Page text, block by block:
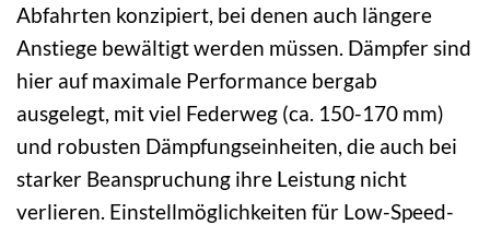
Abfahrten konzipiert, bei denen auch längere
Anstiege bewältigt werden müssen. Dämpfer sind
hier auf maximale Performance bergab
ausgelegt, mit viel Federweg (ca. 150-170 mm)
und robusten Dämpfungseinheiten, die auch bei
starker Beanspruchung ihre Leistung nicht
verlieren. Einstellmöglichkeiten für Low-Speed-